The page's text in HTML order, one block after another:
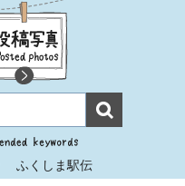
ふくしま駅伝